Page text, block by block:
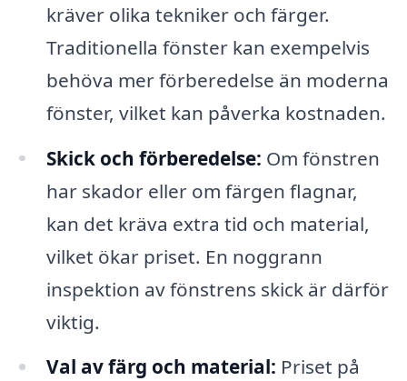
kräver olika tekniker och färger.
Traditionella fönster kan exempelvis
behöva mer förberedelse än moderna
fönster, vilket kan påverka kostnaden.
Skick och förberedelse: Om fönstren
har skador eller om färgen flagnar,
kan det kräva extra tid och material,
vilket ökar priset. En noggrann
inspektion av fönstrens skick är därför
viktig.
Val av färg och material: Priset på